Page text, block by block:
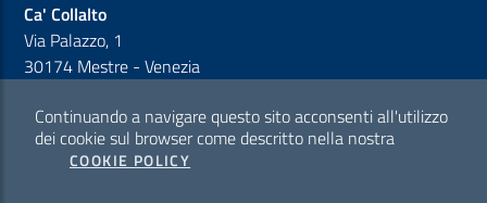
Ca' Collalto
Via Palazzo, 1
30174 Mestre - Venezia
Sezione Link Policy
Cookie policy
Continuando a navigare questo sito acconsenti all'utilizzo
dei cookie sul browser come descritto nella nostra
COOKIE POLICY